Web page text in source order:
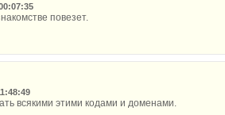
повезет.
всякими этими кодами и доменами.